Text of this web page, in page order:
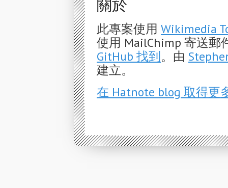
關於
此專案使用 Wikimedia
使用 MailChimp 寄送郵
GitHub 找到。由
建立。
在 Hatnote blog 取得更